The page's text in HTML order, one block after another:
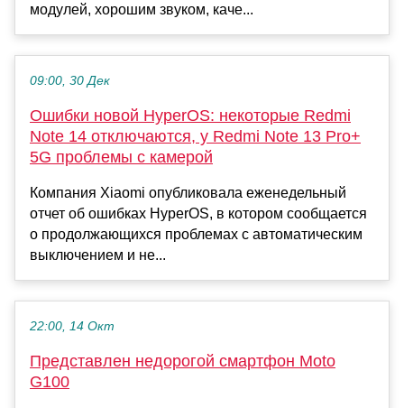
модулей, хорошим звуком, каче...
09:00, 30 Дек
Ошибки новой HyperOS: некоторые Redmi
Note 14 отключаются, у Redmi Note 13 Pro+
5G проблемы с камерой
Компания Xiaomi опубликовала еженедельный
отчет об ошибках HyperOS, в котором сообщается
о продолжающихся проблемах с автоматическим
выключением и не...
22:00, 14 Окт
Представлен недорогой смартфон Moto
G100